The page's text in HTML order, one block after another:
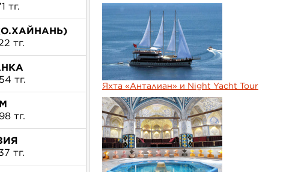
тг.
тг.
тг.
тг.
тг.
Яхта «Анталиан» и Night Yacht Tour